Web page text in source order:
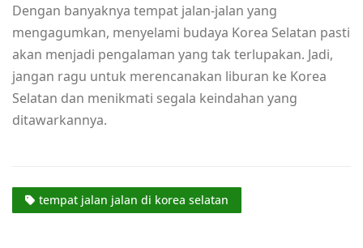
Dengan banyaknya tempat jalan-jalan yang
mengagumkan, menyelami budaya Korea Selatan pasti
akan menjadi pengalaman yang tak terlupakan. Jadi,
jangan ragu untuk merencanakan liburan ke Korea
Selatan dan menikmati segala keindahan yang
ditawarkannya.
tempat jalan jalan di korea selatan